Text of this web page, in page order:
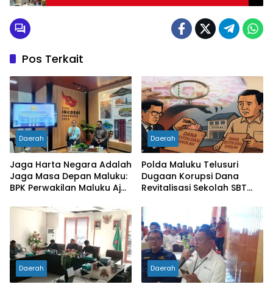
Pos Terkait
Daerah
Jaga Harta Negara Adalah
Jaga Masa Depan Maluku:
BPK Perwakilan Maluku Ajak
Pengawasan Kritis dan
Daerah
Polda Maluku Telusuri
Dugaan Korupsi Dana
Revitalisasi Sekolah SBT
Diperiksa
Daerah Daerah